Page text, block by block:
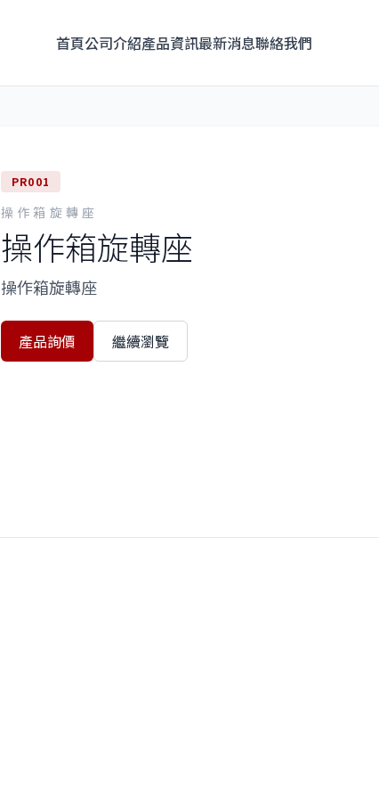
首頁公司介紹產品資訊最新消息聯絡我們
PR001
操作箱旋轉座
操作箱旋轉座
操作箱旋轉座
產品詢價 繼續瀏覽